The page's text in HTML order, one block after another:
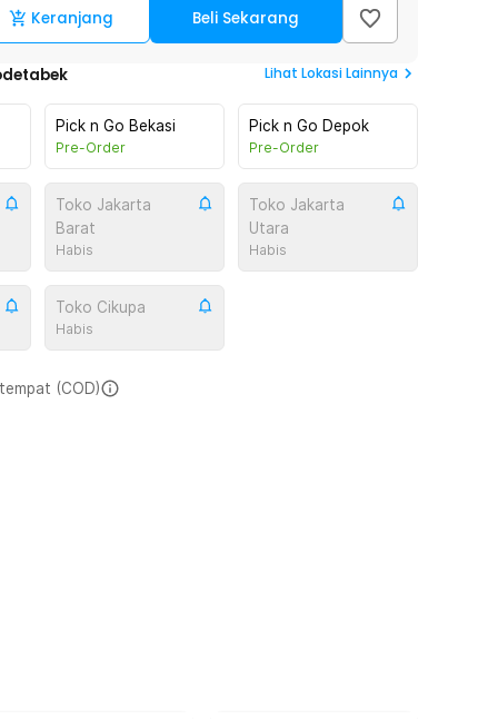
Keranjang Beli Sekarang
Lihat Lokasi Lainnya
Pick n Go Bekasi
Pre-Order
Pick n Go Depok
Pre-Order
Toko Jakarta
Barat
Habis
Toko Jakarta
Utara
Habis
Toko Cikupa
Habis
(COD)